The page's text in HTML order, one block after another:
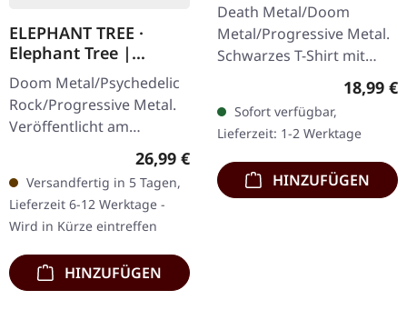
ELEPHANT TREE ·
Elephant Tree |
TRANSPARENT BLUE
LP
Doom Metal/Psychedelic
Rock/Progressive Metal.
Veröffentlicht am
02.04.2021, auf Magnetic
Eye Records. Transparent
Blau marmoriertes Vinyl
im…
Regulärer Preis:
26,99 €
Versandfertig in 5 Tagen,
Lieferzeit 6-12 Werktage -
Wird in Kürze eintreffen
HINZUFÜGEN
Death Metal/Doom
Metal/Progressive Metal.
Schwarzes T-Shirt mit
exklusivem Design.
Rückseite bedruckt. Fruit
Of The Loom
Valueweight…
18,99 €
Sofort verfügbar,
Lieferzeit: 1-2 Werktage
HINZUFÜGEN